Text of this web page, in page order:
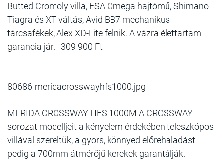
Butted Cromoly villa, FSA Omega hajtómű, Shimano
Tiagra és XT váltás, Avid BB7 mechanikus
tárcsafékek, Alex XD-Lite felnik. A vázra élettartam
garancia jár. 309 900 Ft
80686-meridacrosswayhfs1000.jpg
MERIDA CROSSWAY HFS 1000M A CROSSWAY
sorozat modelljeit a kényelem érdekében teleszkópos
villával szereltük, a gyors, könnyed előrehaladást
pedig a 700mm átmérőjű kerekek garantálják.